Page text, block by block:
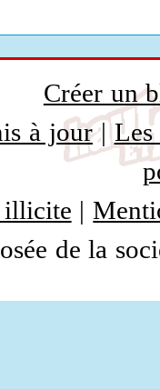
Créer un
à jour|Les
illicite |
de la